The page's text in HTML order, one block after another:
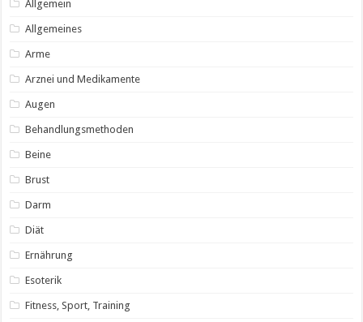
Allgemein
Allgemeines
Arme
Arznei und Medikamente
Augen
Behandlungsmethoden
Beine
Brust
Darm
Diät
Ernährung
Esoterik
Fitness, Sport, Training